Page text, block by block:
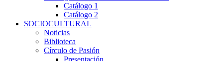
Catálogo 1
Catálogo 2
SOCIOCULTURAL
Noticias
Biblioteca
Círculo de Pasión
Presentación